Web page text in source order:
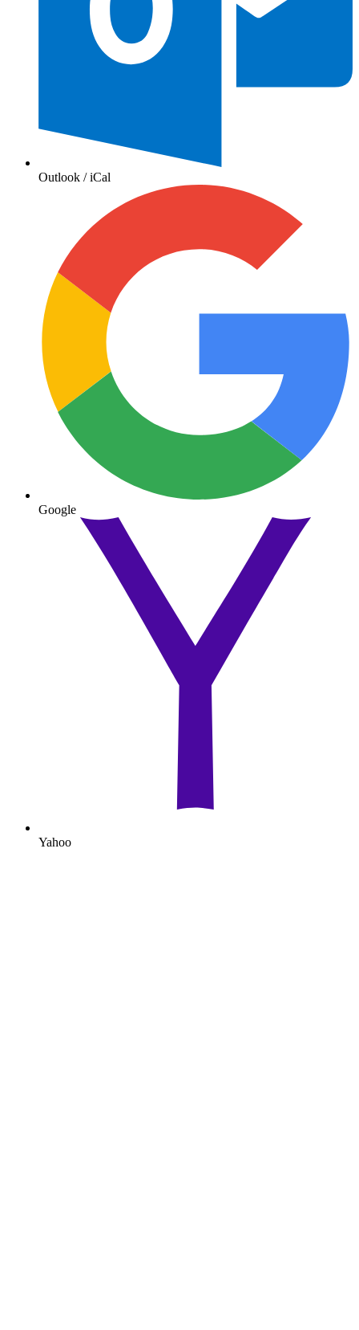
Outlook / iCal
Google
Yahoo